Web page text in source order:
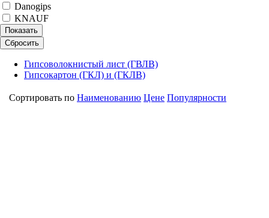
Danogips
KNAUF
Показать
Сбросить
Гипсоволокнистый лист (ГВЛВ)
Гипсокартон (ГКЛ) и (ГКЛВ)
Сортировать по Наименованию Цене Популярности